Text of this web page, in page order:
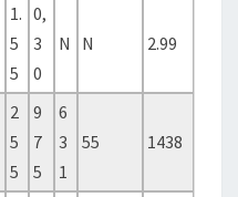
1.
5
5
0,
3
0
N N 2.99
2
5
5
9
7
5
6
3
1
55 1438